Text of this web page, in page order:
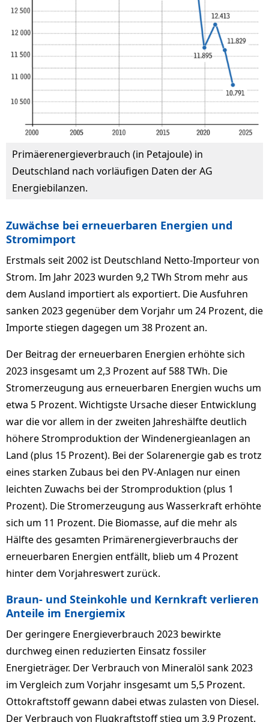
Primäerenergieverbrauch (in Petajoule) in
Deutschland nach vorläufigen Daten der AG
Energiebilanzen.
Zuwächse bei erneuerbaren Energien und
Stromimport
Erstmals seit 2002 ist Deutschland Netto-Importeur von
Strom. Im Jahr 2023 wurden 9,2 TWh Strom mehr aus
dem Ausland importiert als exportiert. Die Ausfuhren
sanken 2023 gegenüber dem Vorjahr um 24 Prozent, die
Importe stiegen dagegen um 38 Prozent an.
Der Beitrag der erneuerbaren Energien erhöhte sich
2023 insgesamt um 2,3 Prozent auf 588 TWh. Die
Stromerzeugung aus erneuerbaren Energien wuchs um
etwa 5 Prozent. Wichtigste Ursache dieser Entwicklung
war die vor allem in der zweiten Jahreshälfte deutlich
höhere Stromproduktion der Windenergieanlagen an
Land (plus 15 Prozent). Bei der Solarenergie gab es trotz
eines starken Zubaus bei den PV-Anlagen nur einen
leichten Zuwachs bei der Stromproduktion (plus 1
Prozent). Die Stromerzeugung aus Wasserkraft erhöhte
sich um 11 Prozent. Die Biomasse, auf die mehr als
Hälfte des gesamten Primärenergieverbrauchs der
erneuerbaren Energien entfällt, blieb um 4 Prozent
hinter dem Vorjahreswert zurück.
Braun- und Steinkohle und Kernkraft verlieren
Anteile im Energiemix
Der geringere Energieverbrauch 2023 bewirkte
durchweg einen reduzierten Einsatz fossiler
Energieträger. Der Verbrauch von Mineralöl sank 2023
im Vergleich zum Vorjahr insgesamt um 5,5 Prozent.
Ottokraftstoff gewann dabei etwas zulasten von Diesel.
Der Verbrauch von Flugkraftstoff stieg um 3,9 Prozent.